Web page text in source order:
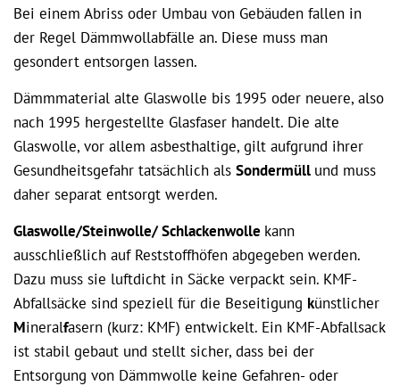
Bei einem Abriss oder Umbau von Gebäuden fallen in
der Regel Dämmwollabfälle an. Diese muss man
gesondert entsorgen lassen.
Dämmmaterial alte Glaswolle bis 1995 oder neuere, also
nach 1995 hergestellte Glasfaser handelt. Die alte
Glaswolle, vor allem asbesthaltige, gilt aufgrund ihrer
Gesundheitsgefahr tatsächlich als Sondermüll und muss
daher separat entsorgt werden.
Glaswolle/Steinwolle/ Schlackenwolle kann
ausschließlich auf Reststoffhöfen abgegeben werden.
Dazu muss sie luftdicht in Säcke verpackt sein. KMF-
Abfallsäcke sind speziell für die Beseitigung künstlicher
Mineralfasern (kurz: KMF) entwickelt. Ein KMF-Abfallsack
ist stabil gebaut und stellt sicher, dass bei der
Entsorgung von Dämmwolle keine Gefahren- oder